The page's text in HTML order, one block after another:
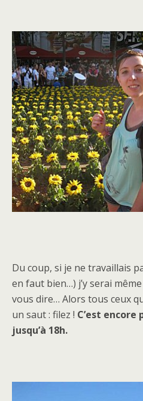
Du coup, si je ne travaillais
en faut bien…) j’y serai
vous dire… Alors tous ceux
un saut : filez ! C’est encore
jusqu’à 18h.